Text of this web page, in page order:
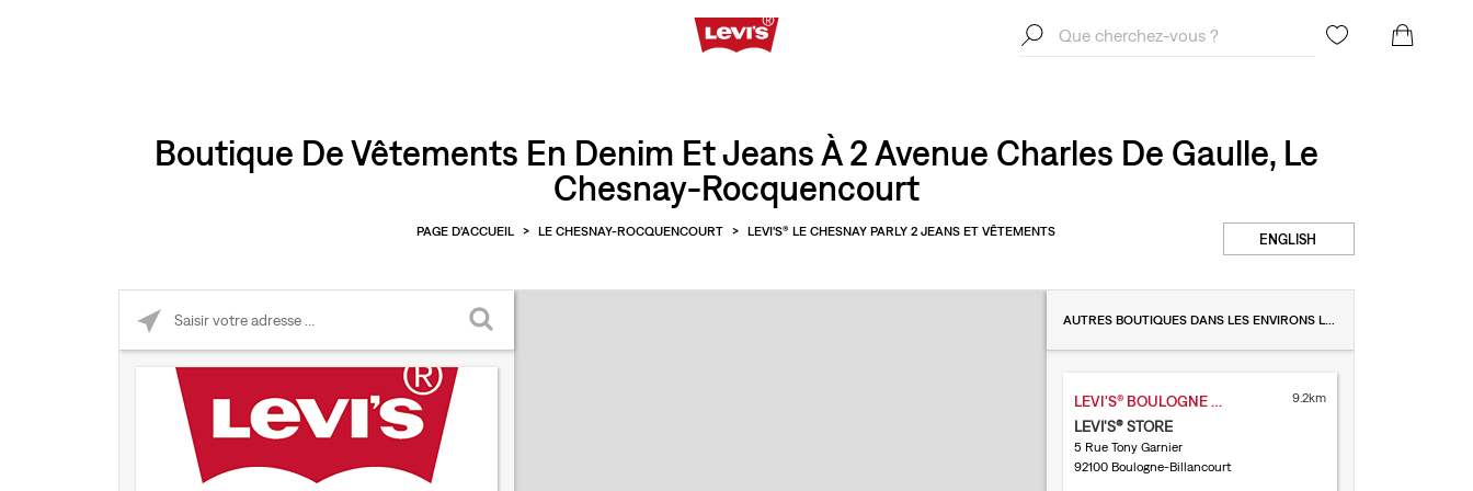
Boutique De Vêtements En Denim Et Jeans À 2 Avenue Charles De Gaulle, Le
Chesnay-Rocquencourt
PAGE D'ACCUEIL > LE CHESNAY-ROCQUENCOURT > LEVI'S® LE CHESNAY PARLY 2 JEANS ET VÊTEMENTS ENGLISH
AUTRES BOUTIQUES DANS LES ENVIRONS LE CHESNAY-ROCQUENCOURT
LEVI'S® BOULOGNE BILLANCOURT
LEVI'S® STORE
9.2km
5 Rue Tony Garnier
92100 Boulogne-Billancourt